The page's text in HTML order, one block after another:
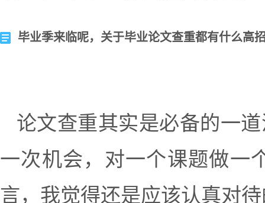
毕业季来临呢，关于毕业论文查重都有什么高
论文查重其实是必备的一
一次机会，对一个课题做一
言，我觉得还是应该认真对